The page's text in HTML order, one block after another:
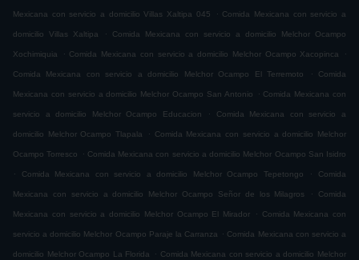
Mexicana con servicio a domicilio Villas Xaltipa 045 . Comida Mexicana con servicio a
domicilio Villas Xaltipa . Comida Mexicana con servicio a domicilio Melchor Ocampo
Xochimiquia . Comida Mexicana con servicio a domicilio Melchor Ocampo Xacopinca .
Comida Mexicana con servicio a domicilio Melchor Ocampo El Terremoto . Comida
Mexicana con servicio a domicilio Melchor Ocampo San Antonio . Comida Mexicana con
servicio a domicilio Melchor Ocampo Educacion . Comida Mexicana con servicio a
domicilio Melchor Ocampo Tlapala . Comida Mexicana con servicio a domicilio Melchor
Ocampo Torresco . Comida Mexicana con servicio a domicilio Melchor Ocampo San Isidro
.
Comida Mexicana con servicio a domicilio Melchor Ocampo Tepetongo . Comida
Mexicana con servicio a domicilio Melchor Ocampo Señor de los Milagros . Comida
Mexicana con servicio a domicilio Melchor Ocampo El Mirador . Comida Mexicana con
servicio a domicilio Melchor Ocampo Paraje la Carranza . Comida Mexicana con servicio a
domicilio Melchor Ocampo La Florida . Comida Mexicana con servicio a domicilio Melchor